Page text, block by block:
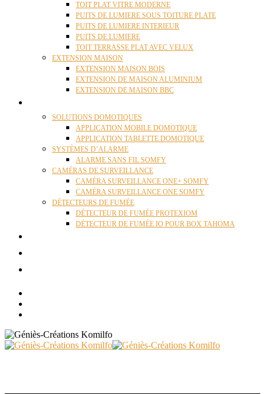
TOIT PLAT VITRE MODERNE
PUITS DE LUMIERE SOUS TOITURE PLATE
PUITS DE LUMIERE INTERIEUR
PUITS DE LUMIERE
TOIT TERRASSE PLAT AVEC VELUX
EXTENSION MAISON
EXTENSION MAISON BOIS
EXTENSION DE MAISON ALUMINIUM
EXTENSION DE MAISON BBC
SOLUTIONS DOMOTIQUES
APPLICATION MOBILE DOMOTIQUE
APPLICATION TABLETTE DOMOTIQUE
SYSTÈMES D’ALARME
ALARME SANS FIL SOMFY
CAMÉRAS DE SURVEILLANCE
CAMÉRA SURVEILLANCE ONE+ SOMFY
CAMÉRA SURVEILLANCE ONE SOMFY
DÉTECTEURS DE FUMÉE
DÉTECTEUR DE FUMÉE PROTEXIOM
DÉTECTEUR DE FUMÉE IO POUR BOX TAHOMA